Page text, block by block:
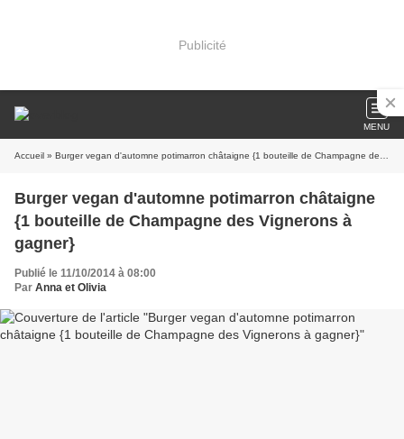
Publicité
MENU
Accueil » Burger vegan d'automne potimarron châtaigne {1 bouteille de Champagne des Vignerons à gagner}
Burger vegan d'automne potimarron châtaigne
{1 bouteille de Champagne des Vignerons à
gagner}
Publié le 11/10/2014 à 08:00
Par Anna et Olivia